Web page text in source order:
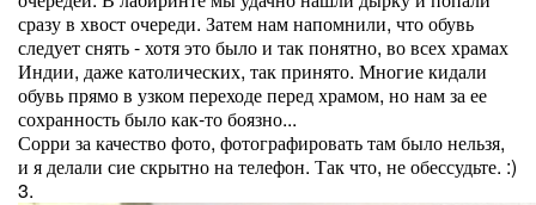
сразу в хвост очереди. Затем нам напомнили, что обувь
следует снять - хотя это было и так понятно, во всех храмах
Индии, даже католических, так принято. Многие кидали
обувь прямо в узком переходе перед храмом, но нам за ее
сохранность было как-то боязно...
Сорри за качество фото, фотографировать там было нельзя,
и я делали сие скрытно на телефон. Так что, не обессудьте. :)
3.